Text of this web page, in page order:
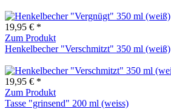
19,95 € *
Zum Produkt
Henkelbecher "Verschmitzt" 350 ml (weiß)
19,95 € *
Zum Produkt
Tasse "grinsend" 200 ml (weiss)